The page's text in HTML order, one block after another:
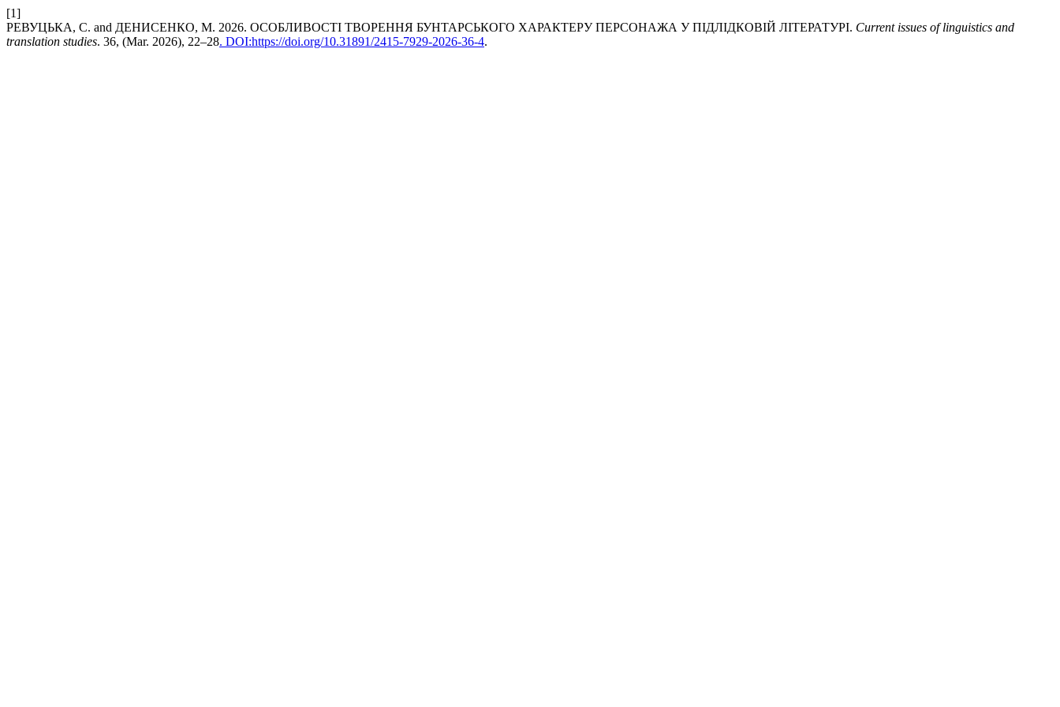
[1]
РЕВУЦЬКА, С. and ДЕНИСЕНКО, М. 2026. ОСОБЛИВОСТІ ТВОРЕННЯ БУНТАРСЬКОГО ХАРАКТЕРУ ПЕРСОНАЖА У ПІДЛІДКОВІЙ ЛІТЕРАТУРІ. Current issues of linguistics and
translation studies. 36, (Mar. 2026), 22–28. DOI:https://doi.org/10.31891/2415-7929-2026-36-4.